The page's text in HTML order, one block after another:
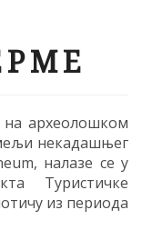
на археолошком
некадашњег
налазе се у
Туристичке
из периода